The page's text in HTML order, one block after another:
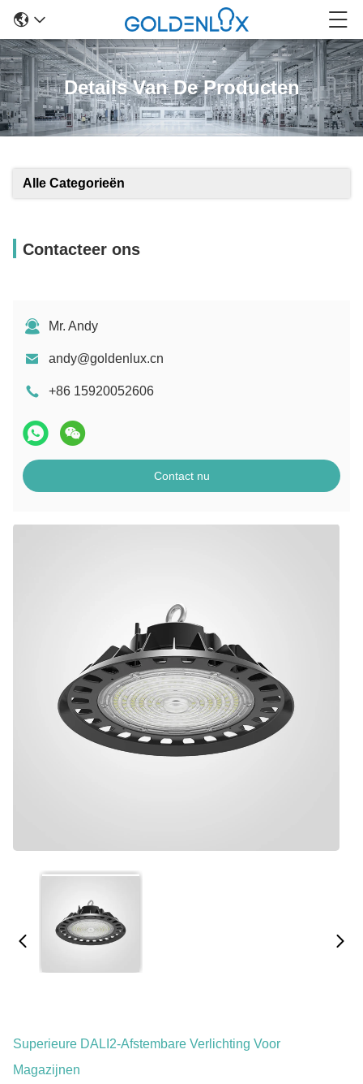
Details Van De Producten
Alle Categorieën
Contacteer ons
Mr. Andy
andy@goldenlux.cn
+86 15920052606
Contact nu
Superieure DALI2-Afstembare Verlichting Voor
Magazijnen